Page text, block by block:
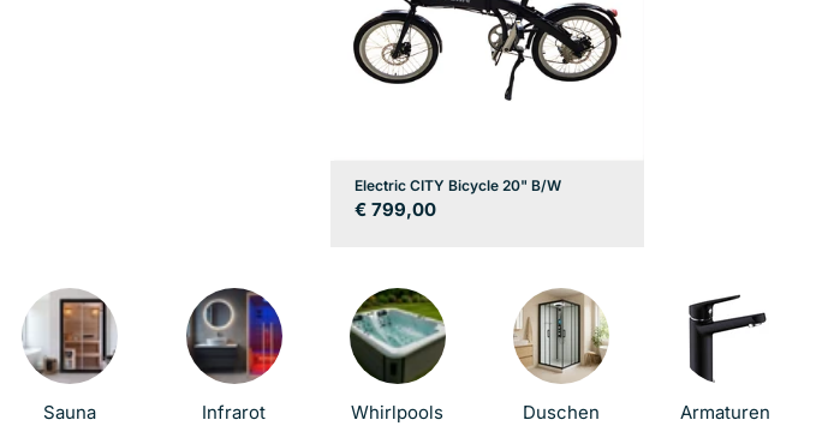
Electric CITY Bicycle 20" B/W
Regulärer
€ 799,00
Sauna Infrarot Whirlpools Duschen Armaturen